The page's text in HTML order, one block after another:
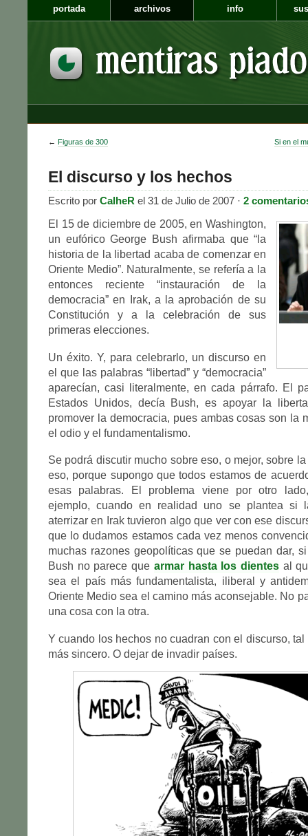
portada archivos info
← Figuras de 300 Si en el
El discurso y los hechos
Escrito por CalheR el 31 de Julio de 2007 · 2
El 15 de diciembre de 2005, en Washington,
un eufórico George Bush afirmaba que “la
historia de la libertad acaba de comenzar en
Oriente Medio”. Naturalmente, se refería a la
entonces reciente “instauración de la
democracia” en Irak, a la aprobación de su
Constitución y a la celebración de sus
primeras elecciones.
Un éxito. Y, para celebrarlo, un discurso en
el que las palabras “libertad” y “democracia”
aparecían, casi literalmente, en cada párrafo. El
Estados Unidos, decía Bush, es apoyar la
promover la democracia, pues ambas cosas son la
el odio y el fundamentalismo.
Se podrá discutir mucho sobre eso, o mejor, sobre
eso, porque supongo que todos estamos de
esas palabras. El problema viene por otro
ejemplo, cuando en realidad uno se plantea si
aterrizar en Irak tuvieron algo que ver con ese
que lo dudamos estamos cada vez menos
muchas razones geopolíticas que se puedan dar,
Bush no parece que armar hasta los dientesal
sea el país más fundamentalista, iliberal y
Oriente Medio sea el camino más aconsejable. No
una cosa con la otra.
Y cuando los hechos no cuadran con el discurso,
más sincero. O dejar de invadir países.